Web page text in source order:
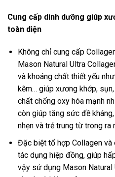
Cung cấp dinh dưỡng giúp
toàn diện
Không chỉ cung cấp
Mason Natural Ultra
và khoáng chất thiết yếu
kẽm… giúp xương khớp,
chất chống oxy hóa mạnh
còn giúp tăng sức đề
nhẹn và trẻ trung từ trong ra
Đặc biệt tổ hợp Collagen và
tác dụng hiệp đồng, giúp
vậy sử dụng Mason Natural